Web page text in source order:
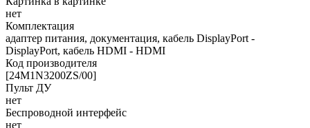
нет
Комплектация
адаптер питания, документация, кабель DisplayPort -
DisplayPort, кабель HDMI - HDMI
Код производителя
[24M1N3200ZS/00]
Пульт ДУ
нет
Беспроводной интерфейс
нет